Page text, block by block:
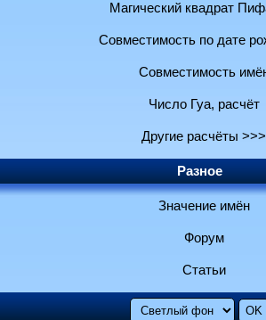
Магический квадрат
Совместимость по дате
Совместимость
Число Гуа, расчёт
Другие расчёты >>>
Разное
Значение имён
Форум
Статьи